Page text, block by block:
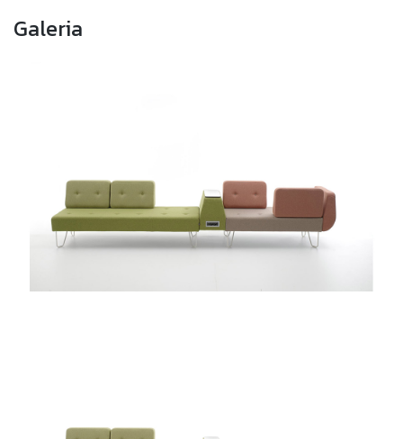
Galeria